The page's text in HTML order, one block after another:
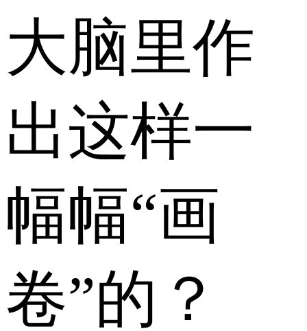
大脑里作
出这样一
幅幅“画
卷”的？